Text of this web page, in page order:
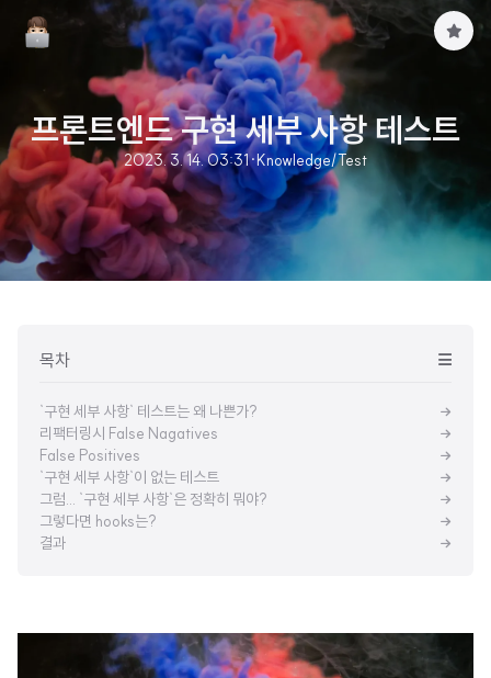
프론트엔드 구현 세부 사항 테스트
2023. 3. 14. 03:31·Knowledge/Test
목차
`구현 세부 사항` 테스트는 왜 나쁜가?
리팩터링시 False Nagatives
False Positives
`구현 세부 사항`이 없는 테스트
그럼... `구현 세부 사항`은 정확히 뭐야?
그렇다면 hooks는?
결과
구